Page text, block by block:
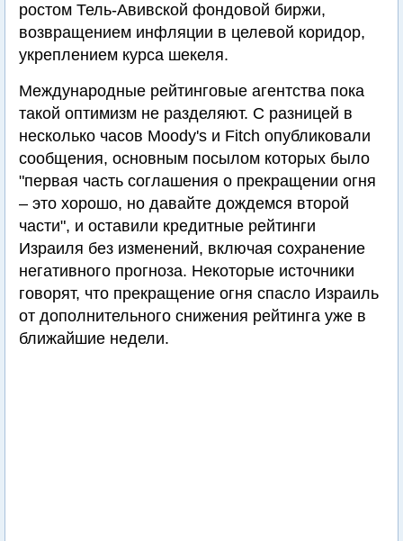
ростом Тель-Авивской фондовой биржи,
возвращением инфляции в целевой коридор,
укреплением курса шекеля.
Международные рейтинговые агентства пока
такой оптимизм не разделяют. С разницей в
несколько часов Moody's и Fitch опубликовали
сообщения, основным посылом которых было
"первая часть соглашения о прекращении огня
– это хорошо, но давайте дождемся второй
части", и оставили кредитные рейтинги
Израиля без изменений, включая сохранение
негативного прогноза. Некоторые источники
говорят, что прекращение огня спасло Израиль
от дополнительного снижения рейтинга уже в
ближайшие недели.